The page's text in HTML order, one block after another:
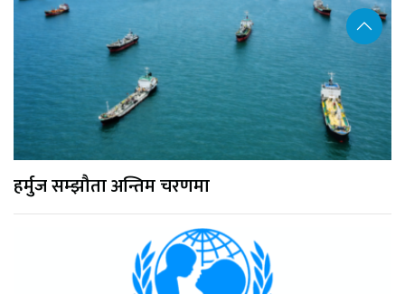
हर्मुज सम्झौता अन्तिम चरणमा